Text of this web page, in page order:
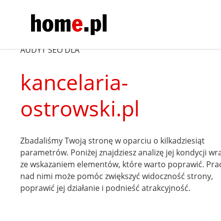
AUDYT SEO DLA
kancelaria-
ostrowski.pl
Zbadaliśmy Twoją stronę w oparciu o kilkadziesiąt
parametrów. Poniżej znajdziesz analizę jej kondycji
ze wskazaniem elementów, które warto poprawić.
nad nimi może pomóc zwiększyć widoczność strony,
poprawić jej działanie i podnieść atrakcyjność.